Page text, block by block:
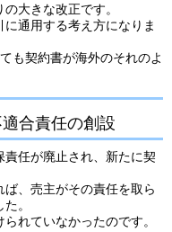
大きな改正です。
通用する考え方になりま
も契約書が海外のそれのよ
合責任の創設
任が廃止され、新たに契
ば、売主がその責任を取ら
。
れていなかったのです。